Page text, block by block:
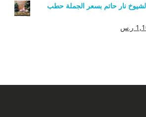
هو:نار حاتم بسعر الجملة حطب
ر.سالسعر